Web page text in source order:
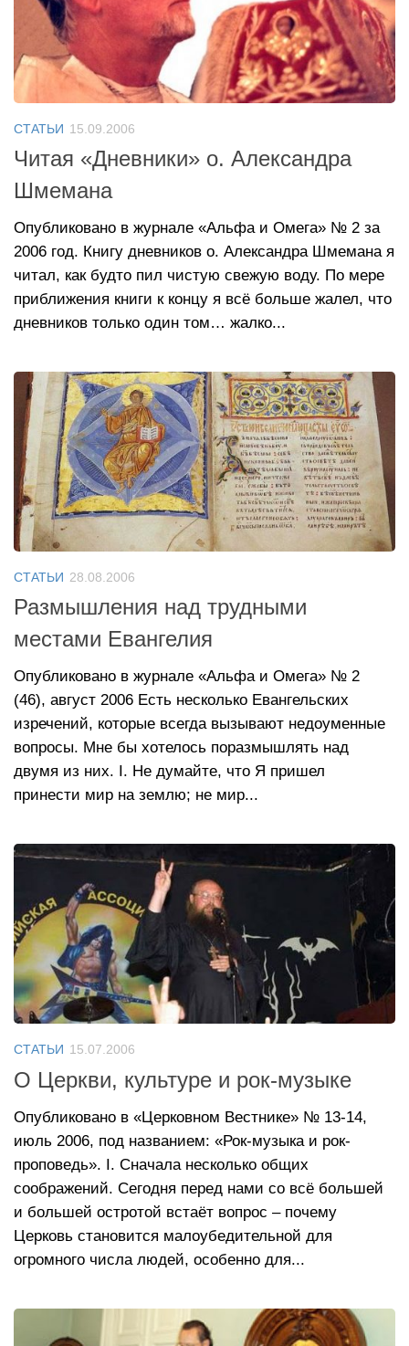
СТАТЬИ 15.09.2006
Читая «Дневники» о. Александра
Шмемана
Опубликовано в журнале «Альфа и Омега» № 2 за
2006 год. Книгу дневников о. Александра Шмемана я
читал, как будто пил чистую свежую воду. По мере
приближения книги к концу я всё больше жалел, что
дневников только один том… жалко...
СТАТЬИ 28.08.2006
Размышления над трудными
местами Евангелия
Опубликовано в журнале «Альфа и Омега» № 2
(46), август 2006 Есть несколько Евангельских
изречений, которые всегда вызывают недоуменные
вопросы. Мне бы хотелось поразмышлять над
двумя из них. I. Не думайте, что Я пришел
принести мир на землю; не мир...
СТАТЬИ 15.07.2006
О Церкви, культуре и рок-музыке
Опубликовано в «Церковном Вестнике» № 13-14,
июль 2006, под названием: «Рок-музыка и рок-
проповедь». I. Сначала несколько общих
соображений. Сегодня перед нами со всё большей
и большей остротой встаёт вопрос – почему
Церковь становится малоубедительной для
огромного числа людей, особенно для...